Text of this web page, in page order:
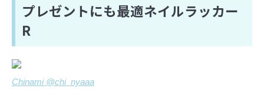
プレゼントにも最適ネイルラッカー
R
Chinami @chi_nyaaa